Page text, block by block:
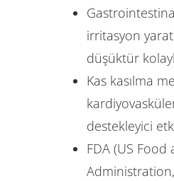
irritasyon
düşüktür
Kas kasılma
kardiyovasküler
destekleyici
FDA (US Food